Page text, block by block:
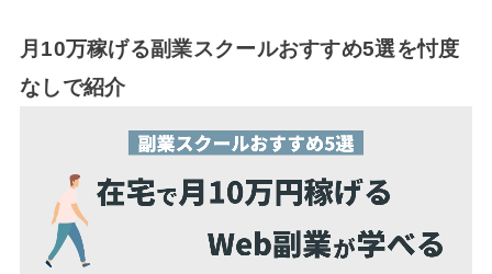
月10万稼げる副業スクールおすすめ5選を忖度
なしで紹介